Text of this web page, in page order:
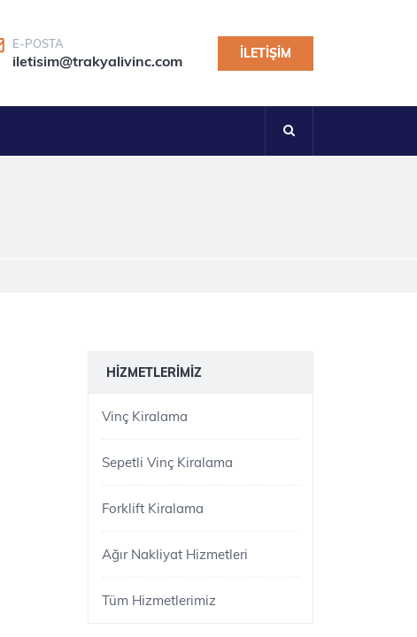
E-POSTA
iletisim@trakyalivinc.com İLETIŞIM
HIZMETLERIMIZ
Vinç Kiralama
Sepetli Vinç Kiralama
Forklift Kiralama
Ağır Nakliyat Hizmetleri
Tüm Hizmetlerimiz